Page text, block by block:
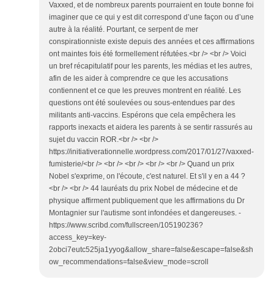
Vaxxed, et de nombreux parents pourraient en toute bonne foi
imaginer que ce qui y est dit correspond d’une façon ou d’une
autre à la réalité. Pourtant, ce serpent de mer
conspirationniste existe depuis des années et ces affirmations
ont maintes fois été formellement réfutées.<br /> <br /> Voici
un bref récapitulatif pour les parents, les médias et les autres,
afin de les aider à comprendre ce que les accusations
contiennent et ce que les preuves montrent en réalité. Les
questions ont été soulevées ou sous-entendues par des
militants anti-vaccins. Espérons que cela empêchera les
rapports inexacts et aidera les parents à se sentir rassurés au
sujet du vaccin ROR.<br /> <br />
https://initiativerationnelle.wordpress.com/2017/01/27/vaxxed-
fumisterie/<br /> <br /> <br /> <br /> <br /> Quand un prix
Nobel s'exprime, on l'écoute, c'est naturel. Et s'il y en a 44 ?
<br /> <br /> 44 lauréats du prix Nobel de médecine et de
physique affirment publiquement que les affirmations du Dr
Montagnier sur l'autisme sont infondées et dangereuses. -
https://www.scribd.com/fullscreen/105190236?
access_key=key-
2obci7eutc525ja1yyog&allow_share=false&escape=false&sh
ow_recommendations=false&view_mode=scroll